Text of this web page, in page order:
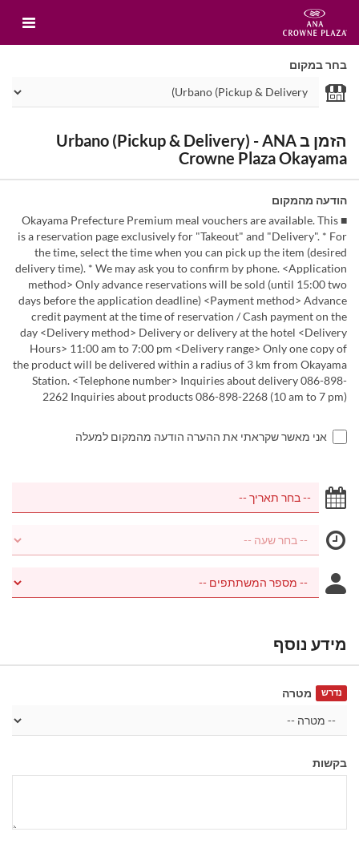
בחר במקום
הזמן ב Urbano (Pickup & Delivery) - ANA
Crowne Plaza Okayama
הודעה מהמקום
■ Okayama Prefecture Premium meal vouchers are available. This
is a reservation page exclusively for "Takeout" and "Delivery". * For
the time, select the time when you can pick up the item (desired
delivery time). * We may ask you to confirm by phone. <Application
method> Only advance reservations will be sold (until 15:00 two
days before the application deadline) <Payment method> Advance
credit payment at the time of reservation / Cash payment on the
day <Delivery method> Delivery or delivery at the hotel <Delivery
Hours> 11:00 am to 7:00 pm <Delivery range> Only one copy of
the product will be delivered within a radius of 3 km from Okayama
Station. <Telephone number> Inquiries about delivery 086-898-
2262 Inquiries about products 086-898-2268 (10 am to 7 pm)
אני מאשר שקראתי את ההערה הודעה מהמקום למעלה
מידע נוסף
מטרה נדרש
בקשות